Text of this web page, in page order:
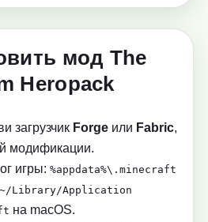
мод The
Heropack
загрузчик Forge или Fabric,
модификации.
игры: %appdata%\.minecraft
~/Library/Application
на macOS.